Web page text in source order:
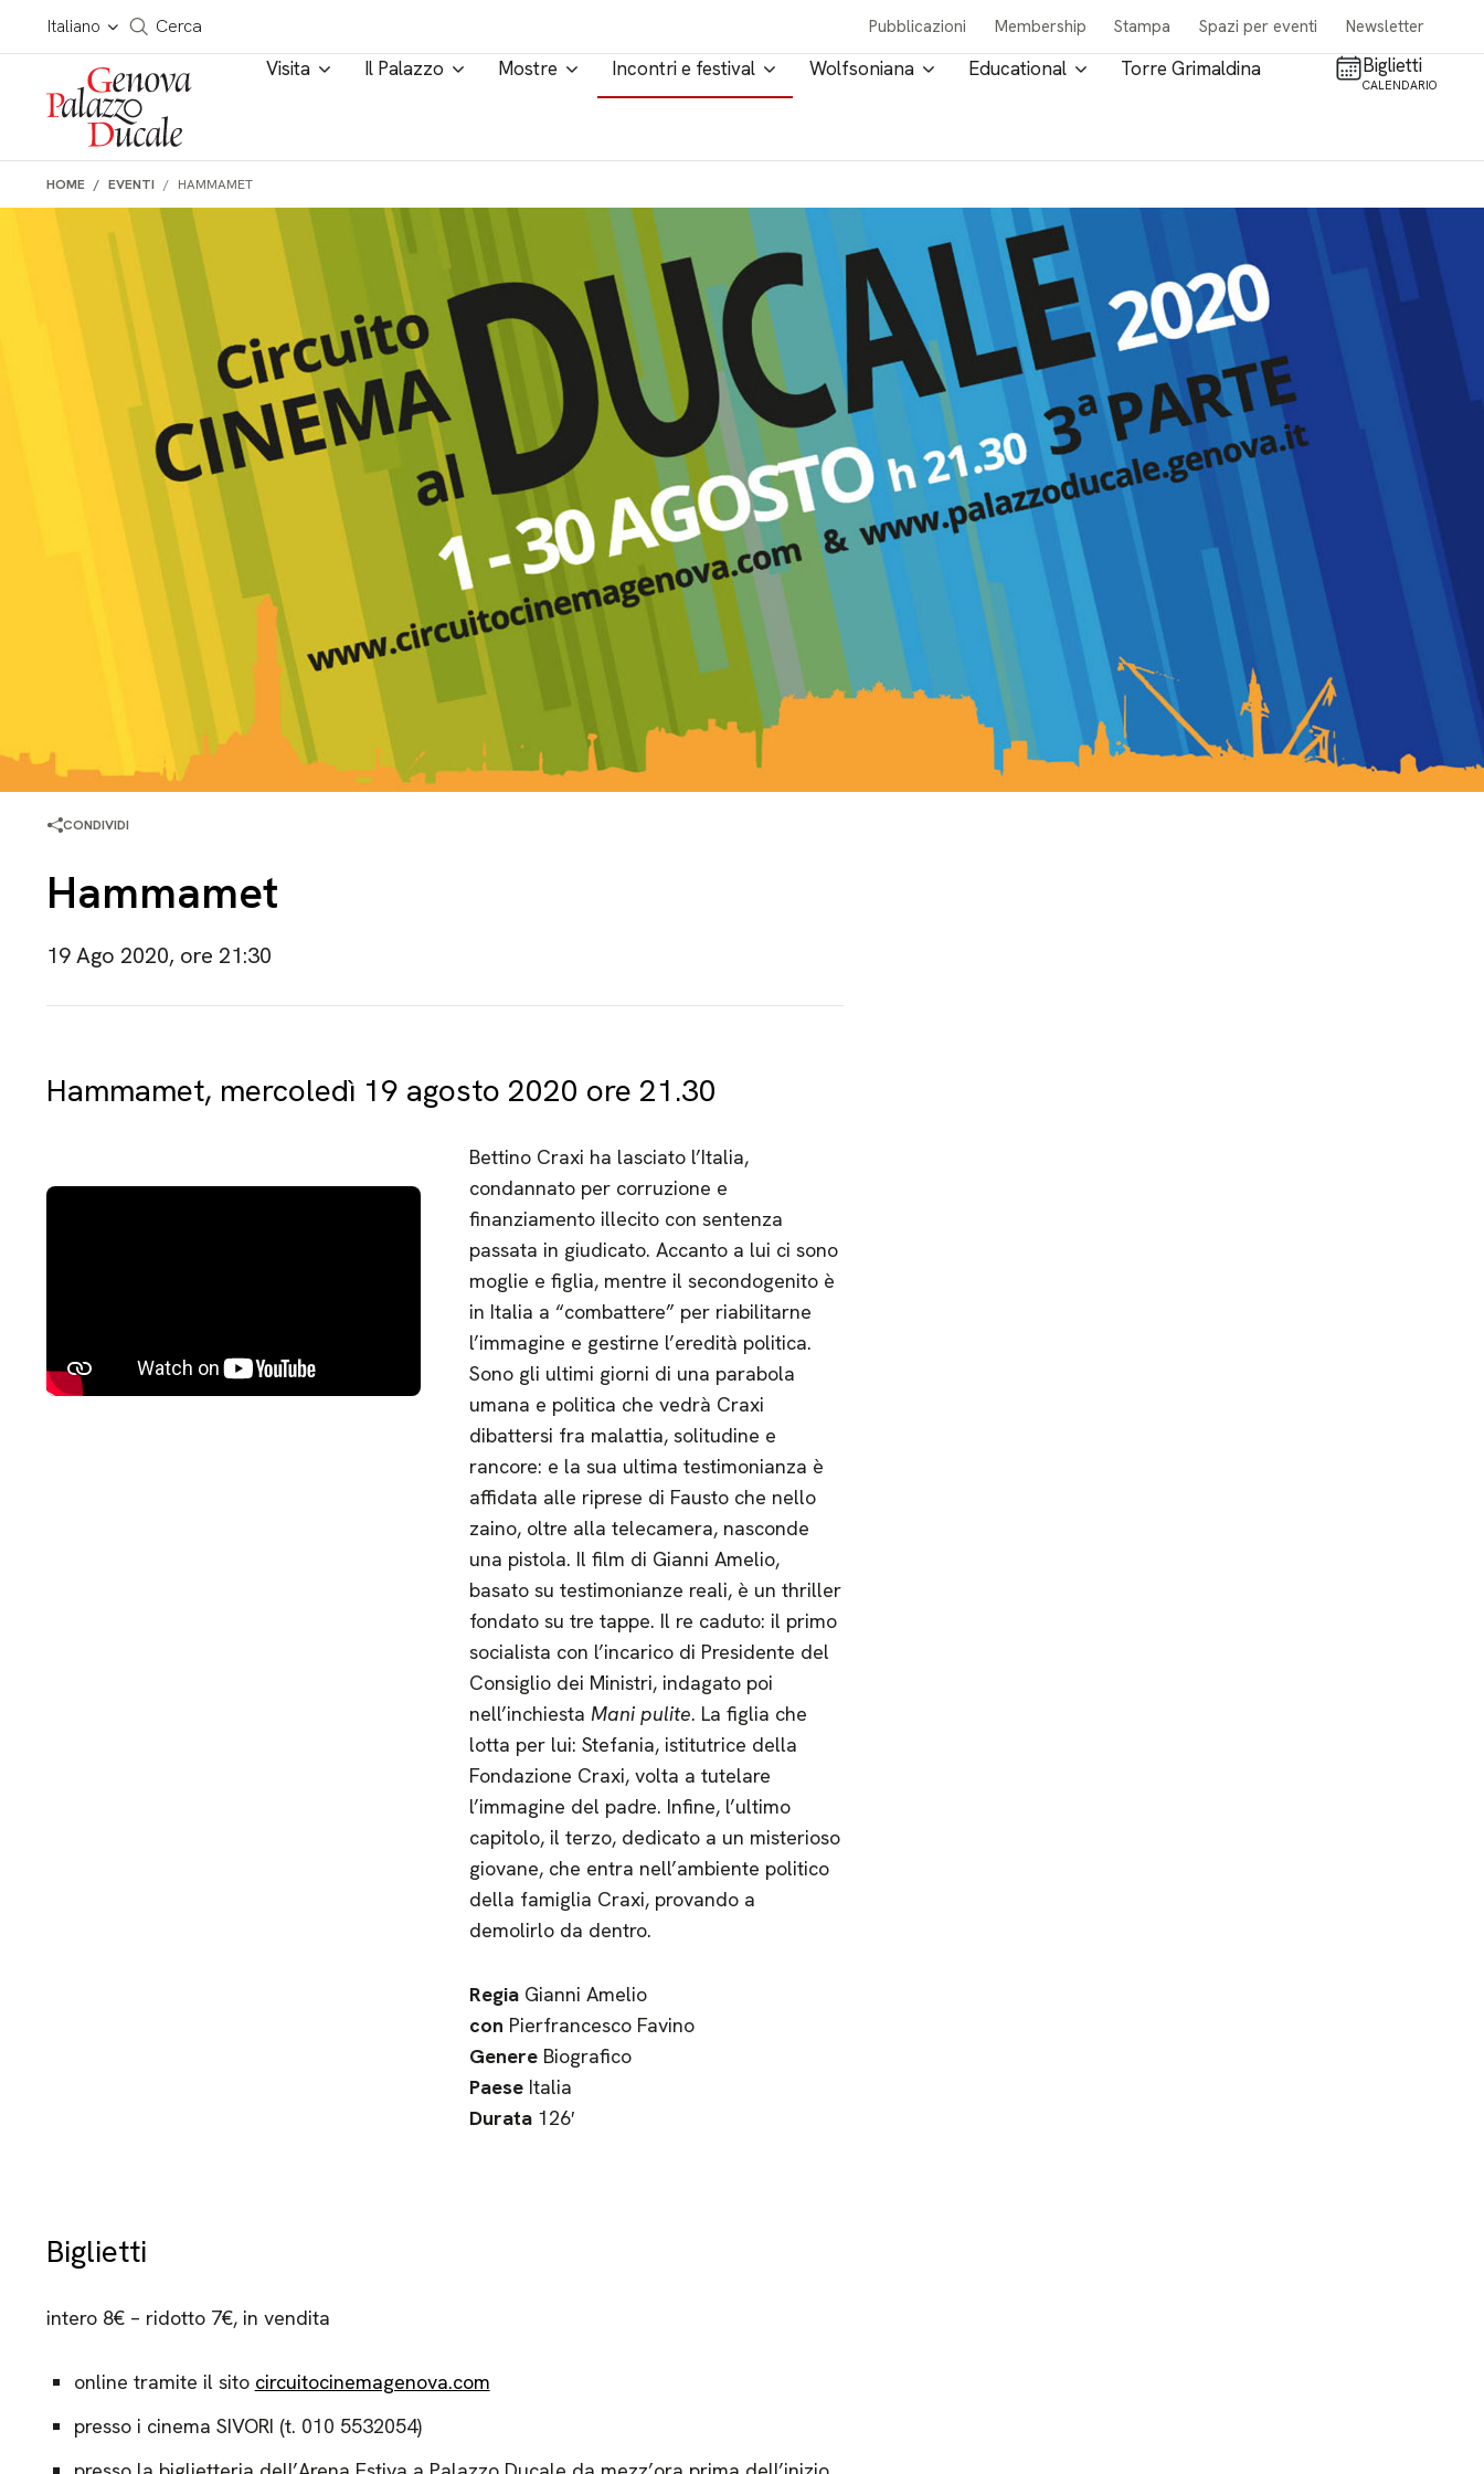
Salta al contenuto
Italiano
Cerca in tutto il sito
Cerca Pubblicazioni Membership Stampa Spazi per eventi Newsletter
Visita Il Palazzo Mostre Incontri e festival Wolfsoniana Educational Torre Grimaldina Biglietti
CALENDARIO
HOME EVENTI HAMMAMET
CONDIVIDI
Hammamet
19 Ago 2020, ore 21:30
Hammamet, mercoledì 19 agosto 2020 ore 21.30
Bettino Craxi ha lasciato l’Italia,
condannato per corruzione e
finanziamento illecito con sentenza
passata in giudicato. Accanto a lui ci sono
moglie e figlia, mentre il secondogenito è
in Italia a “combattere” per riabilitarne
l’immagine e gestirne l’eredità politica.
Sono gli ultimi giorni di una parabola
umana e politica che vedrà Craxi
dibattersi fra malattia, solitudine e
rancore: e la sua ultima testimonianza è
affidata alle riprese di Fausto che nello
zaino, oltre alla telecamera, nasconde
una pistola. Il film di Gianni Amelio,
basato su testimonianze reali, è un thriller
fondato su tre tappe. Il re caduto: il primo
socialista con l’incarico di Presidente del
Consiglio dei Ministri, indagato poi
nell’inchiesta Mani pulite. La figlia che
lotta per lui: Stefania, istitutrice della
Fondazione Craxi, volta a tutelare
l’immagine del padre. Infine, l’ultimo
capitolo, il terzo, dedicato a un misterioso
giovane, che entra nell’ambiente politico
della famiglia Craxi, provando a
demolirlo da dentro.
RegiaGianni Amelio
con Pierfrancesco Favino
GenereBiografico
PaeseItalia
Durata126′
Biglietti
intero 8€ – ridotto 7€, in vendita
online tramite il sito circuitocinemagenova.com
presso i cinema SIVORI (t. 010 5532054)